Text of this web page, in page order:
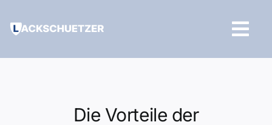
Inhalt
Die Vorteile der